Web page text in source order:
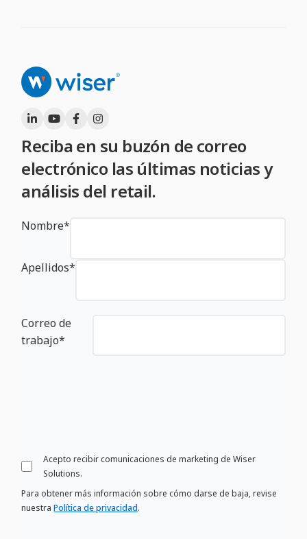
Reciba en su buzón de correo
electrónico las últimas noticias y
análisis del retail.
Nombre*
Apellidos*
Correo de
trabajo*
Acepto recibir comunicaciones de marketing de Wiser
Solutions.
Para obtener más información sobre cómo darse de baja, revise
nuestraPolítica de privacidad.